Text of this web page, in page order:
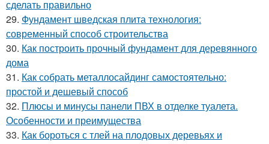
сделать правильно
29. Фундамент шведская плита технология:
современный способ строительства
30. Как построить прочный фундамент для деревянного
дома
31. Как собрать металлосайдинг самостоятельно:
простой и дешевый способ
32. Плюсы и минусы панели ПВХ в отделке туалета.
Особенности и преимущества
33. Как бороться с тлей на плодовых деревьях и